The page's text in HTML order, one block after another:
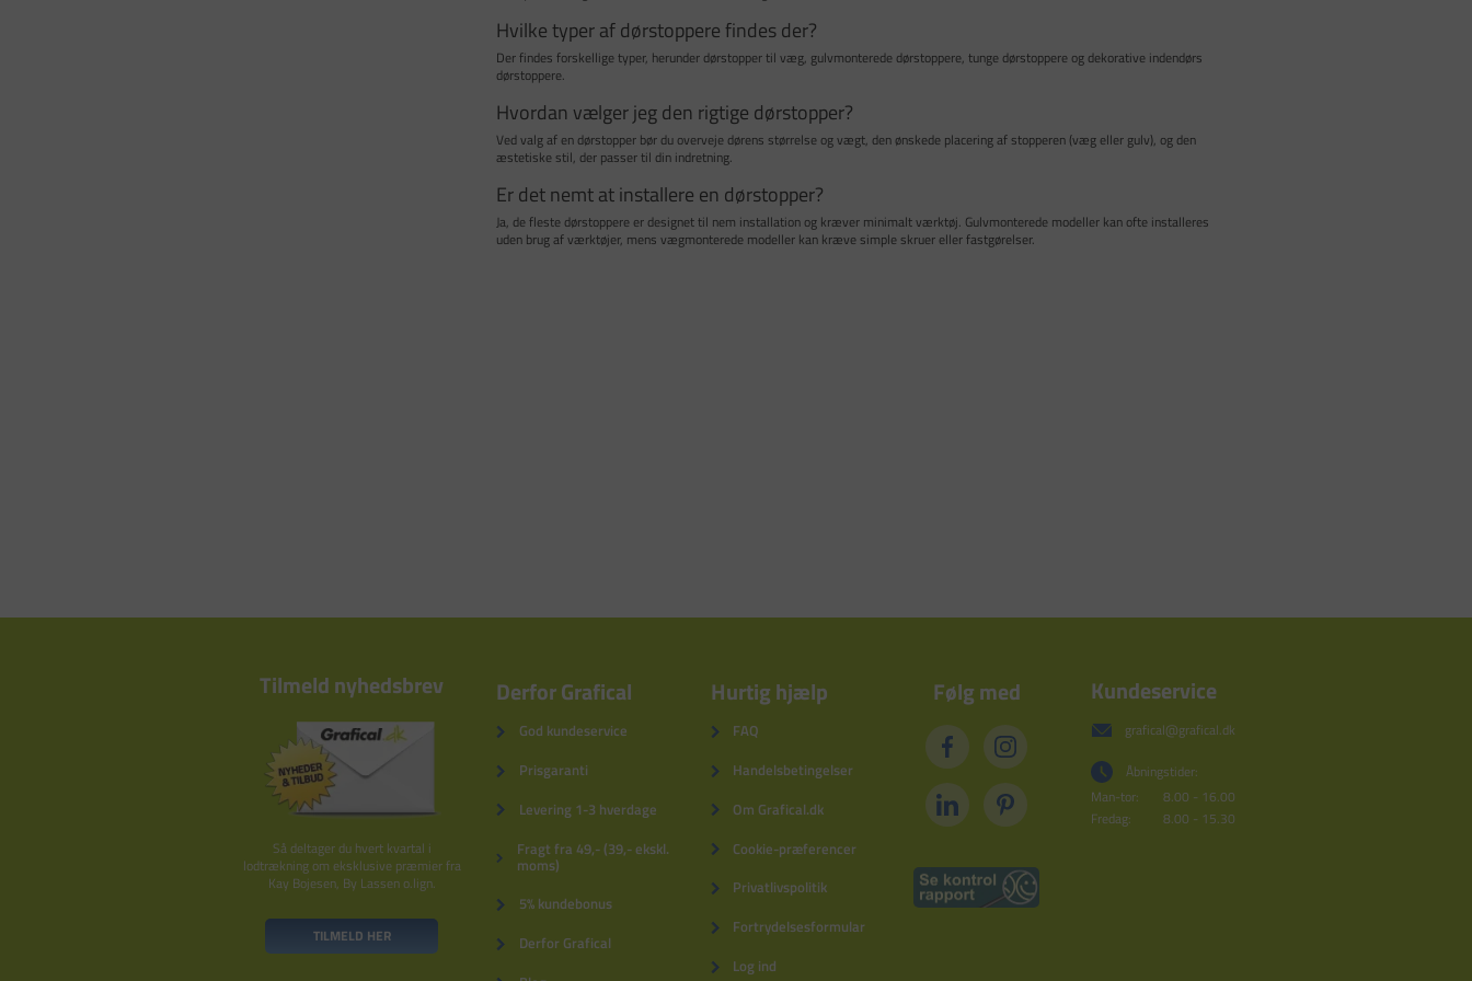
Hvilke typer af dørstoppere findes der?
Der findes forskellige typer, herunder dørstopper til væg, gulvmonterede dørstoppere, tunge dørstoppere og dekorative indendørs
dørstoppere.
Hvordan vælger jeg den rigtige dørstopper?
Ved valg af en dørstopper bør du overveje dørens størrelse og vægt, den ønskede placering af stopperen (væg eller gulv), og den
æstetiske stil, der passer til din indretning.
Er det nemt at installere en dørstopper?
Ja, de fleste dørstoppere er designet til nem installation og kræver minimalt værktøj. Gulvmonterede modeller kan ofte installeres
uden brug af værktøjer, mens vægmonterede modeller kan kræve simple skruer eller fastgørelser.
Tilmeld nyhedsbrev
Så deltager du hvert kvartal i
lodtrækning om eksklusive præmier fra
Kay Bojesen, By Lassen o.lign.
TILMELD HER
Derfor Grafical
God kundeservice
Prisgaranti
Levering 1-3 hverdage
Fragt fra 49,- (39,- ekskl.
moms)
5% kundebonus
Derfor Grafical
Hurtig hjælp
FAQ
Handelsbetingelser
Om Grafical.dk
Cookie-præferencer
Privatlivspolitik
Fortrydelsesformular
Log ind
Følg med Kundeservice
grafical@grafical.dk
Åbningstider:
Man-tor:
8.00 - 16.00
Fredag:
8.00 - 15.30